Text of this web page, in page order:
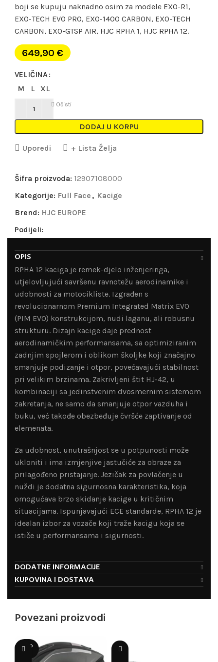
boji se kupuju naknadno osim za modele EXO-R1,
EXO-TECH EVO PRO, EXO-1400 CARBON, EXO-TECH
CARBON, EXO-GTSP AIR, HJC RPHA 1, HJC RPHA 12.
649,90 €
VELIČINA
M
L XL
Očisti
DODAJ U KORPU
Uporedi + Lista Želja
Šifra proizvoda: 12907108000
Kategorije: Full Face , Kacige
Brend: HJC EUROPE
Podijeli:
OPIS
RPHA 12 kaciga je remek-djelo inženjeringa,
utjelovljujući savršenu ravnotežu aerodinamike i
udobnosti za motocikliste. Izgrađen s
revolucionarnom Premium Integrated Matrix EVO
(PIM EVO) konstrukcijom, nudi laganu, ali robusnu
strukturu. Dizajn kacige daje prednost
aerodinamičkim performansama, sa optimiziranim
zadnjim spojlerom i oblikom školjke koji značajno
smanjuje podizanje i otpor, povećavajući stabilnost
pri velikim brzinama. Zakrivljeni štit HJ-42, u
kombinaciji sa jedinstvenim dvosmernim sistemom
zakretanja, ne samo da smanjuje otpor vazduha i
buku, već takođe obezbeđuje čvršće zaptivanje od
elemenata.
Za udobnost, unutrašnjost se u potpunosti može
ukloniti i ima izmjenjive jastučiće za obraze za
prilagođeno pristajanje. Jezičak za povlačenje u
nuždi je dodatna sigurnosna karakteristika, koja
omogućava brzo skidanje kacige u kritičnim
situacijama. Ispunjavajući ECE standarde, RPHA 12 je
idealan izbor za vozače koji traže kacigu koja se
ističe u performansama i sigurnosti.
DODATNE INFORMACIJE
KUPOVINA I DOSTAVA
Povezani proizvodi
SOLD
OUT